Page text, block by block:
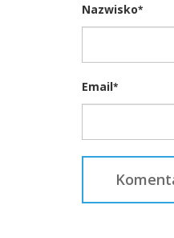
Nazwisko*
Email*